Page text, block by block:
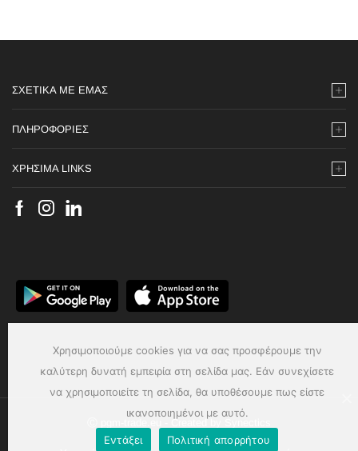
Χρησιμοποιούμε cookies για να σας προσφέρουμε την
καλύτερη δυνατή εμπειρία στη σελίδα μας. Εάν συνεχίσετε
να χρησιμοποιείτε τη σελίδα, θα υποθέσουμε πως είστε
ικανοποιημένοι με αυτό.
Εντάξει Πολιτική απορρήτου
ΣΧΕΤΙΚΆ ΜΕ ΕΜΆΣ
ΠΛΗΡΟΦΟΡΙΕΣ
ΧΡΗΣΙΜΑ LINKS
Ⓒ pgm-trade.eu - Created by